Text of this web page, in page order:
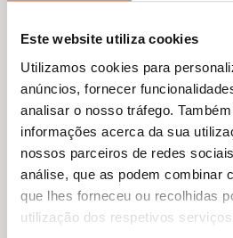
Este website utiliza cookies
Utilizamos cookies para
anúncios, fornecer
analisar o nosso tráfego.
informações acerca da sua
nossos parceiros de redes
análise, que as podem combinar
que lhes forneceu ou recolhidas
utilização dos respetivos